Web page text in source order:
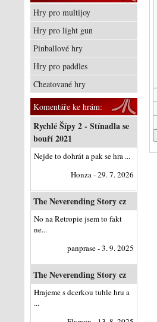
Hry pro multijoy
Hry pro light gun
Pinballové hry
Hry pro paddles
Cheatované hry
Komentáře ke hrám:
Rychlé Šípy 2 - Stínadla se
bouří 2021
Nejde to dohrát a pak se hra ...
Honza - 29. 7. 2026
The Neverending Story cz
No na Retropie jsem to fakt
ne...
panprase - 3. 9. 2025
The Neverending Story cz
Hrajeme s dcerkou tuhle hru a
...